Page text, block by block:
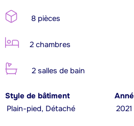
8 pièces
2 chambres
2 salles de bain
Style de bâtiment
Plain-pied, Détaché
2021